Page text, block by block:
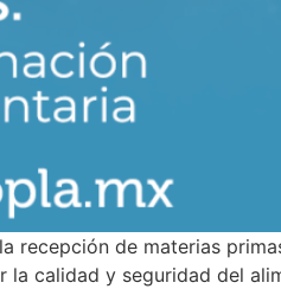
recepción de materias
calidad y seguridad del